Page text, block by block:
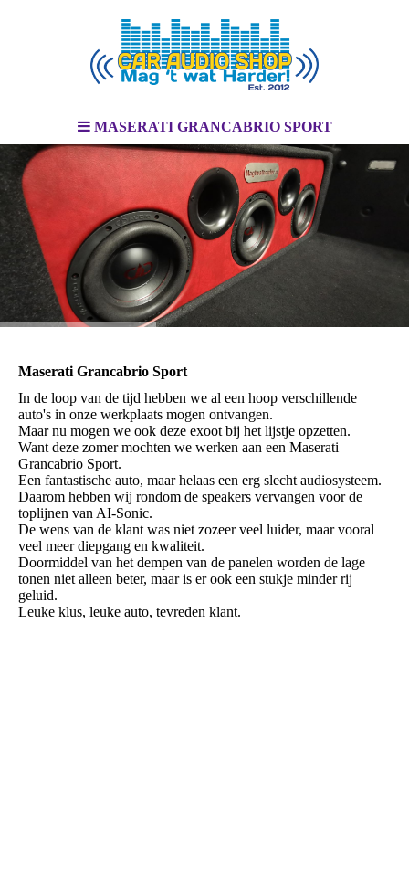
MASERATI GRANCABRIO SPORT
Maserati Grancabrio Sport
In de loop van de tijd hebben we al een hoop verschillende
auto's in onze werkplaats mogen ontvangen.
Maar nu mogen we ook deze exoot bij het lijstje opzetten.
Want deze zomer mochten we werken aan een Maserati
Grancabrio Sport.
Een fantastische auto, maar helaas een erg slecht audiosysteem.
Daarom hebben wij rondom de speakers vervangen voor de
toplijnen van AI-Sonic.
De wens van de klant was niet zozeer veel luider, maar vooral
veel meer diepgang en kwaliteit.
Doormiddel van het dempen van de panelen worden de lage
tonen niet alleen beter, maar is er ook een stukje minder rij
geluid.
Leuke klus, leuke auto, tevreden klant.